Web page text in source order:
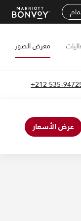
معرض الصور
+212 535-
عرض الأسعار